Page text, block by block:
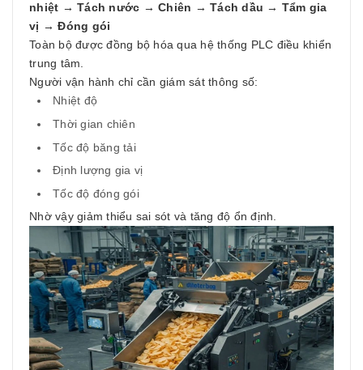
nhiệt → Tách nước → Chiên → Tách dầu → Tẩm gia
vị → Đóng gói
Toàn bộ được đồng bộ hóa qua hệ thống PLC điều khiển
trung tâm.
Người vận hành chỉ cần giám sát thông số:
Nhiệt độ
Thời gian chiên
Tốc độ băng tải
Định lượng gia vị
Tốc độ đóng gói
Nhờ vậy giảm thiểu sai sót và tăng độ ổn định.